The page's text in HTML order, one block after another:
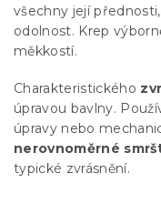
všechny její
odolnost. Krep
měkkostí.
Charakteristického
úpravou bavlny.
úpravy nebo
nerovnoměrné
typické zvrásnění.